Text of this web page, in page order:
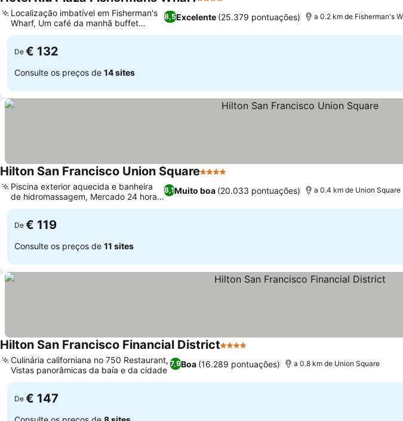
4 Estrelas
8,5Excelente (25.379 pontuações)
Localização imbatível em Fisherman's
Wharf, Um café da manhã buffet
excepcional
a 0.2 km de Fisherman's
De € 132
Consulte os preços de 14 sites
Hilton San Francisco Union Square4 Estrelas
8,1Muito boa (20.033 pontuações)
Piscina exterior aquecida e banheira
de hidromassagem, Mercado 24 horas
no local
a 0.4 km de Union Square
De € 119
Consulte os preços de 11 sites
Hilton San Francisco Financial District4 Estrelas
7,9Boa (16.289 pontuações)
Culinária californiana no 750 Restaurant,
Vistas panorâmicas da baía e da cidade
a 0.8 km de Union Square
De € 147